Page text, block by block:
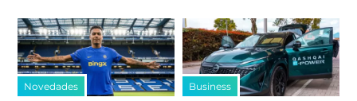
Novedades Business